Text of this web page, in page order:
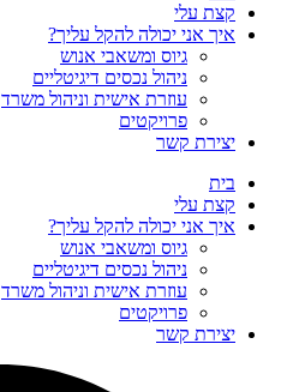
קצת עלי
איך אני יכולה להקל עליך?
גיוס ומשאבי אנוש
ניהול נכסים דיגיטליים
עוזרת אישית וניהול משרד
פרויקטים
יצירת קשר
בית
קצת עלי
איך אני יכולה להקל עליך?
גיוס ומשאבי אנוש
ניהול נכסים דיגיטליים
עוזרת אישית וניהול משרד
פרויקטים
יצירת קשר